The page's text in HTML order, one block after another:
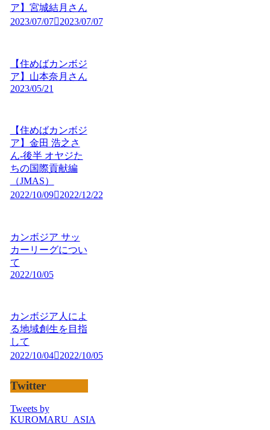
ア】宮城結月さん
2023/07/07
2023/07/07
【住めばカンボジ
ア】山本奈月さん
2023/05/21
【住めばカンボジ
ア】金田 浩之さ
ん-後半 オヤジた
ちの国際貢献編
（JMAS）
2022/10/09
2022/12/22
カンボジア サッ
カーリーグについ
て
2022/10/05
カンボジア人によ
る地域創生を目指
して
2022/10/04
2022/10/05
Twitter
Tweets by
KUROMARU_ASIA